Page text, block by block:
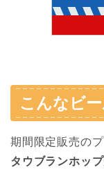
こんなビ
期間限定販売の
タウブランホップ